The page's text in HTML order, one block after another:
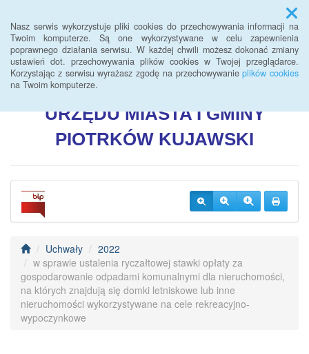
Nasz serwis wykorzystuje pliki cookies do przechowywania informacji na
Twoim komputerze. Są one wykorzystywane w celu zapewnienia
poprawnego działania serwisu. W każdej chwili możesz dokonać zmiany
ustawień dot. przechowywania plików cookies w Twojej przeglądarce.
Korzystając z serwisu wyrażasz zgodę na przechowywanieplików cookies
na Twoim komputerze.
Menu
BIULETYN INFORMACJI
URZĘDUMIASTA I GMINY
PIOTRKÓW KUJAWSKI
Uchwały
2022
w sprawie ustalenia ryczałtowej stawki opłaty za
gospodarowanie odpadami komunalnymi dla nieruchomości,
na których znajdują się domki letniskowe lub inne
nieruchomości wykorzystywane na cele rekreacyjno-
wypoczynkowe